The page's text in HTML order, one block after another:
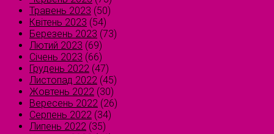
Травень 2023 (50)
Квітень 2023 (54)
Березень 2023 (73)
Лютий 2023 (69)
Січень 2023 (66)
Грудень 2022 (47)
Листопад 2022 (45)
Жовтень 2022 (30)
Вересень 2022 (26)
Серпень 2022 (34)
Липень 2022 (35)